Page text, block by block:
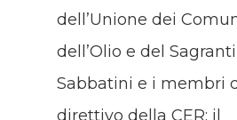
dell’Unione dei
dell’Olio e del
Sabbatini e i membri
direttivo della CER: il